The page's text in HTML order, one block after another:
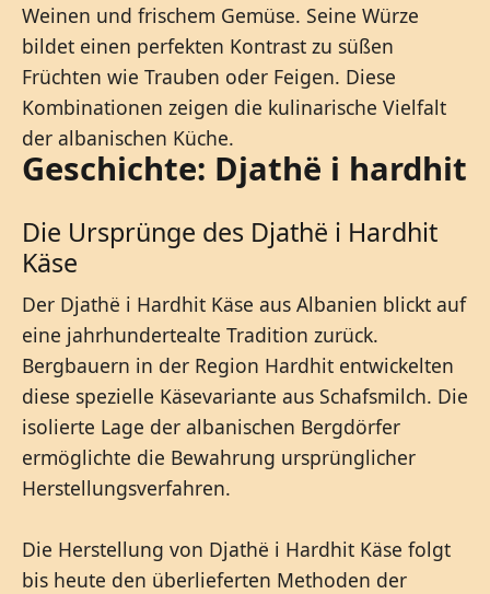
Weinen und frischem Gemüse. Seine Würze
bildet einen perfekten Kontrast zu süßen
Früchten wie Trauben oder Feigen. Diese
Kombinationen zeigen die kulinarische Vielfalt
der albanischen Küche.
Geschichte: Djathë i hardhit
Die Ursprünge des Djathë i Hardhit
Käse
Der Djathë i Hardhit Käse aus Albanien blickt auf
eine jahrhundertealte Tradition zurück.
Bergbauern in der Region Hardhit entwickelten
diese spezielle Käsevariante aus Schafsmilch. Die
isolierte Lage der albanischen Bergdörfer
ermöglichte die Bewahrung ursprünglicher
Herstellungsverfahren.
Die Herstellung von Djathë i Hardhit Käse folgt
bis heute den überlieferten Methoden der